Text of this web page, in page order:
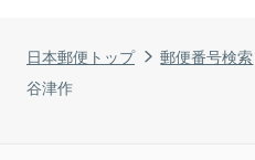
日本郵便トップ 郵便番号検索
谷津作